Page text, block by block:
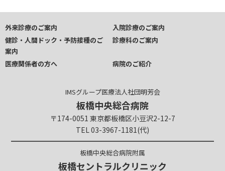
外来診療のご案内
入院診療のご案内
健診・人間ドック・予防接種のご
案内
診療科のご案内
医療関係者の方へ 病院のご紹介
IMSグループ医療法人社団明芳会
板橋中央総合病院
〒174-0051 東京都板橋区小豆沢2-12-7
TEL 03-3967-1181(代)
板橋中央総合病院附属
板橋セントラルクリニック